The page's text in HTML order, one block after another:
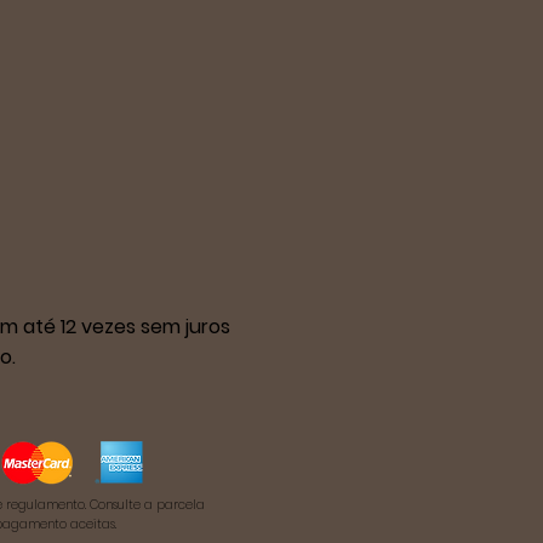
até 12 vezes sem juros
Consulte a parcela
aceitas.